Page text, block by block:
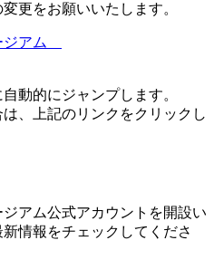
更をお願いいたします。
ジアム
動的にジャンプします。
、上記のリンクをクリックし
アム公式アカウントを開設い
情報をチェックしてくださ